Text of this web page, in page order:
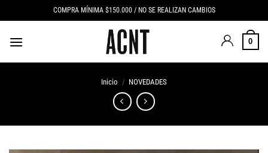
al
contenido
COMPRA MÍNIMA $150.000 / NO SE REALIZAN CAMBIOS
0
Inicio / NOVEDADES